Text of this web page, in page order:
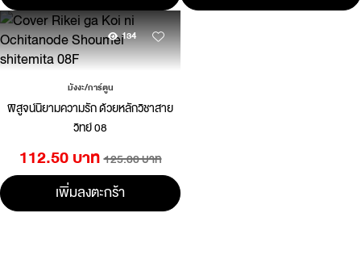
134
มังงะ/การ์ตูน
พิสูจน์นิยามความรัก ด้วยหลักวิชาสาย
วิทย์ 08
112.50 บาท 125.00 บาท
เพิ่มลงตะกร้า